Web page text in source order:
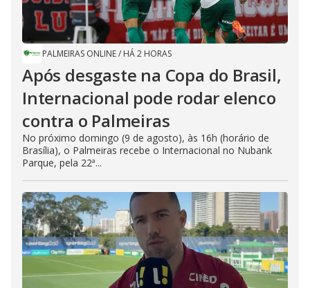
PALMEIRAS ONLINE/ HÁ 2 HORAS
Após desgaste na Copa do Brasil,
Internacional pode rodar elenco
contra o Palmeiras
No próximo domingo (9 de agosto), às 16h (horário de
Brasília), o Palmeiras recebe o Internacional no Nubank
Parque, pela 22ª...